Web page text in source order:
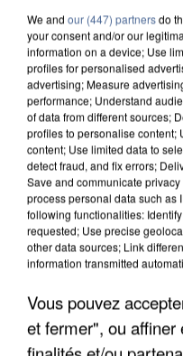
DE FAUNE SAUVAGE
We and our (447) partnersdo
your consent and/or our
information on a device; Use
profiles for personalised
advertising; Measure
performance; Understand
of data from different sources;
profiles to personalise content;
content; Use limited data to
detect fraud, and fix errors;
Save and communicate
process personal data such as
following functionalities:
requested; Use precise
other data sources; Link
information transmitted
Vous pouvez
et fermer", ou affiner